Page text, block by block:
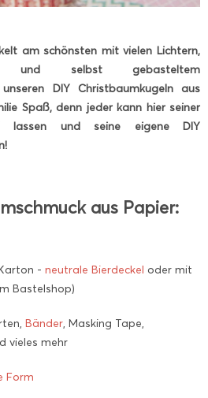
am schönsten mit vielen Lichtern,
und selbst gebasteltem
DIY Christbaumkugeln aus
Spaß, denn jeder kann hier seiner
lassen und seine eigene DIY
aus Papier:
- neutrale Bierdeckel oder mit
Bastelshop)
Bänder, Masking Tape,
vieles mehr
Form